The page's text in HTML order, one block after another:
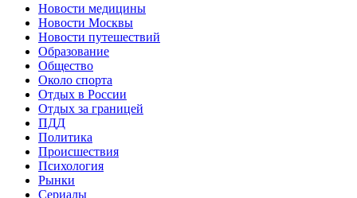
Новости медицины
Новости Москвы
Новости путешествий
Образование
Общество
Около спорта
Отдых в России
Отдых за границей
ПДД
Политика
Происшествия
Психология
Рынки
Сериалы